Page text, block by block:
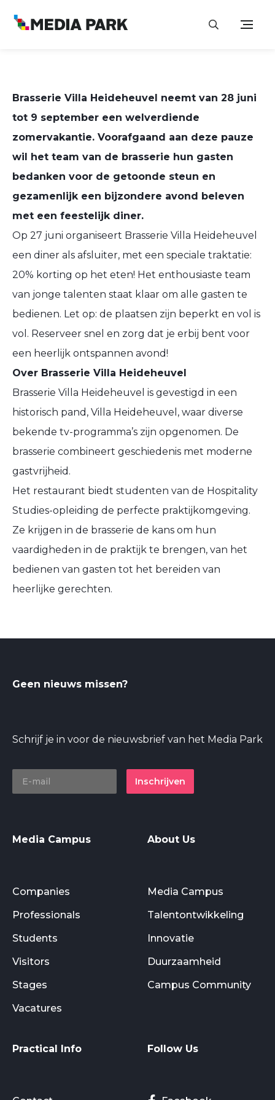
Brasserie Villa Heideheuvel neemt van 28 juni
tot 9 september een welverdiende
zomervakantie. Voorafgaand aan deze pauze
wil het team van de brasserie hun gasten
bedanken voor de getoonde steun en
gezamenlijk een bijzondere avond beleven
met een feestelijk diner.
Op 27 juni organiseert Brasserie Villa Heideheuvel
een diner als afsluiter, met een speciale traktatie:
20% korting op het eten! Het enthousiaste team
van jonge talenten staat klaar om alle gasten te
bedienen. Let op: de plaatsen zijn beperkt en vol is
vol. Reserveer snel en zorg dat je erbij bent voor
een heerlijk ontspannen avond!
Over Brasserie Villa Heideheuvel
Brasserie Villa Heideheuvel is gevestigd in een
historisch pand, Villa Heideheuvel, waar diverse
bekende tv-programma’s zijn opgenomen. De
brasserie combineert geschiedenis met moderne
gastvrijheid.
Het restaurant biedt studenten van de Hospitality
Studies-opleiding de perfecte praktijkomgeving.
Ze krijgen in de brasserie de kans om hun
vaardigheden in de praktijk te brengen, van het
bedienen van gasten tot het bereiden van
heerlijke gerechten.
Geen nieuws missen?
Schrijf je in voor de nieuwsbrief van het Media Park
Inschrijven
Media Campus
Companies
Professionals
Students
Visitors
Stages
Vacatures
About Us
Media Campus
Talentontwikkeling
Innovatie
Duurzaamheid
Campus Community
Practical Info Follow Us